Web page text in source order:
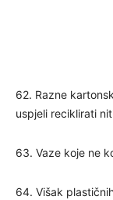
62. Razne
uspjeli reciklirati
63. Vaze koje ne
64. Višak